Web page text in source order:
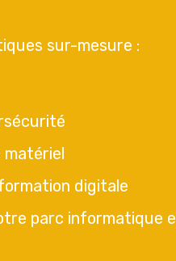
sur-mesure :
matériel
digitale
parc informatique